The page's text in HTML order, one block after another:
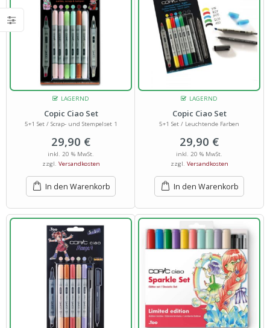
LAGERND
Copic Ciao Set
5+1 Set / Scrap- und Stempelset 1
29,90 €
inkl. 20 % MwSt.
zzgl. Versandkosten
In den Warenkorb
LAGERND
Copic Ciao Set
5+1 Set / Leuchtende Farben
29,90 €
inkl. 20 % MwSt.
zzgl. Versandkosten
In den Warenkorb